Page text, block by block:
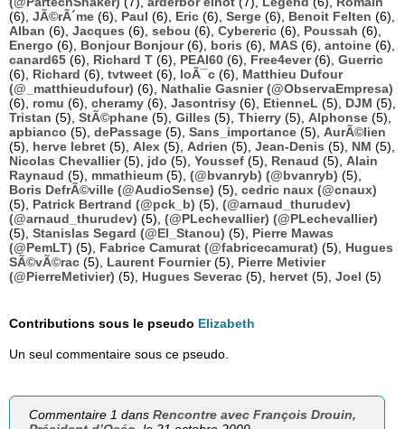
(6), JÃ©rÃ´me (6), Paul (6), Eric (6), Serge (6), Benoit Felten (6),
Alban (6), Jacques (6), sebou (6), Cybereric (6), Poussah (6),
Energo (6), Bonjour Bonjour(6), boris (6), MAS (6), antoine (6),
canard65 (6), Richard T (6), PEAI60 (6), Free4ever(6), Guerric
(6), Richard (6), tvtweet (6), loÃ¯c (6), Matthieu Dufour
(@_matthieudufour) (6), Nathalie Gasnier (@ObservaEmpresa)
(6), romu (6), cheramy (6), Jasontrisy (6), EtienneL (5), DJM (5),
Tristan (5), StÃ©phane (5), Gilles (5), Thierry (5), Alphonse (5),
apbianco (5), dePassage (5), Sans_importance (5), AurÃ©lien
(5), herve lebret (5), Alex (5), Adrien (5), Jean-Denis (5), NM (5),
Nicolas Chevallier(5), jdo (5), Youssef (5), Renaud (5), Alain
Raynaud (5), mmathieum (5), (@bvanryb) (@bvanryb) (5),
Boris DefrÃ©ville (@AudioSense) (5), cedric naux (@cnaux)
(5), Patrick Bertrand (@pck_b) (5), (@arnaud_thurudev)
(@arnaud_thurudev) (5), (@PLechevallier) (@PLechevallier)
(5), Stanislas Segard (@El_Stanou) (5), Pierre Mawas
(@PemLT) (5), Fabrice Camurat (@fabricecamurat) (5), Hugues
SÃ©vÃ©rac (5), Laurent Fournier(5), Pierre Metivier
(@PierreMetivier) (5), Hugues Severac (5), hervet (5), Joel (5)
Contributions sous le pseudo Elizabeth
Un seul commentaire sous ce pseudo.
Commentaire 1 dansRencontre avec François Drouin,